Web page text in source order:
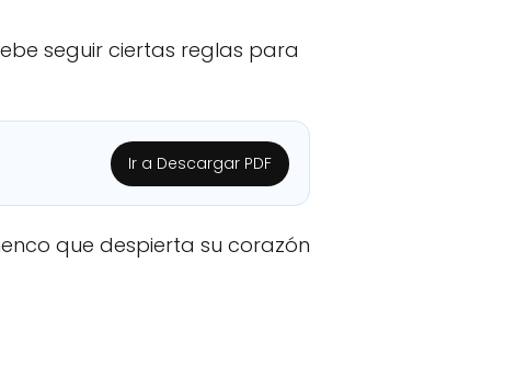
seguir ciertas reglas para
Ir a Descargar PDF
que despierta su corazón